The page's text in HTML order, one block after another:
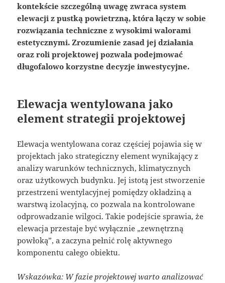
kontekście szczególną uwagę zwraca system
elewacji z pustką powietrzną, która łączy w sobie
rozwiązania techniczne z wysokimi walorami
estetycznymi. Zrozumienie zasad jej działania
oraz roli projektowej pozwala podejmować
długofalowo korzystne decyzje inwestycyjne.
Elewacja wentylowana jako
element strategii projektowej
Elewacja wentylowana coraz częściej pojawia się w
projektach jako strategiczny element wynikający z
analizy warunków technicznych, klimatycznych
oraz użytkowych budynku. Jej istotą jest stworzenie
przestrzeni wentylacyjnej pomiędzy okładziną a
warstwą izolacyjną, co pozwala na kontrolowane
odprowadzanie wilgoci. Takie podejście sprawia, że
elewacja przestaje być wyłącznie „zewnętrzną
powłoką”, a zaczyna pełnić rolę aktywnego
komponentu całego obiektu.
Wskazówka: W fazie projektowej warto analizować